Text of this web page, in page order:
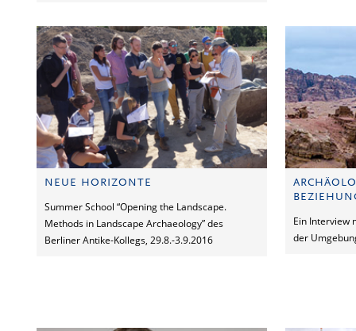
NEUE HORIZONTE
Summer School “Opening the Landscape.
Methods in Landscape Archaeology” des
Berliner Antike-Kollegs, 29.8.-3.9.2016
Ein Interview
der